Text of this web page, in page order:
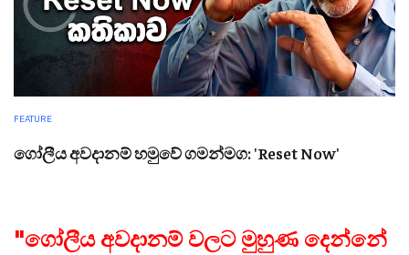
FEATURE
ගෝලීය අවදානම් හමුවේ ගමන්මග: 'Reset Now'
"ගෝලීය අවදානම් වලට මුහුණ දෙන්නේ